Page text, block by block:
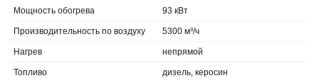
Мощность обогрева 93 кВт
Производительность по воздуху 5300 м³/ч
Нагрев непрямой
Топливо дизель, керосин